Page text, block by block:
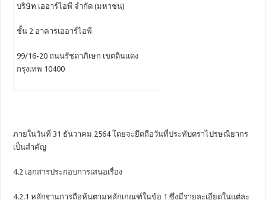
บริษัท เออาร์ไอพี จำกัด (มหาชน)
ชั้น 2 อาคารเออาร์ไอพี
99/16-20 ถนนรัชดาภิเษก เขตดินแดง
กรุงเทพ 10400
ภายในวันที่ 31 ธันวาคม 2564 โดยจะยึดถือวันที่ประทับตราไปรษณียากร
เป็นสำคัญ
4.2 เอกสารประกอบการเสนอเรื่อง
4.2.1 หลักฐานการถือหุ้นตามหลักเกณฑ์ในข้อ 1 ซึ่งมีรายละเอียดในแต่ละ